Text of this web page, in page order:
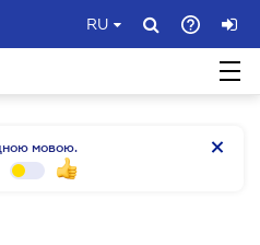
RU
мовою.